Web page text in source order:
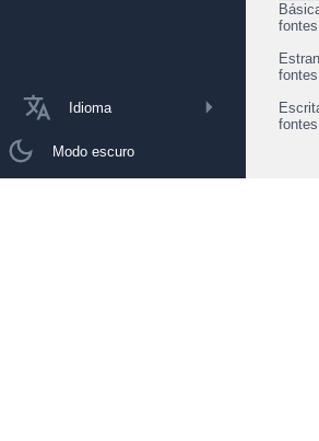
Idioma
Modo escuro
fontes
fontes
fontes